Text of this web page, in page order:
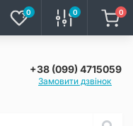
0 0 0
+38 (099) 4715059
Замовити дзвінок